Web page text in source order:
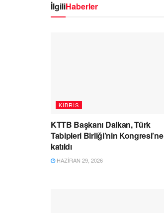
İlgiliHaberler
KIBRIS
KTTB Başkanı Dalkan, Türk
Tabipleri Birliği’nin Kongresi’ne
katıldı
HAZIRAN 29, 2026